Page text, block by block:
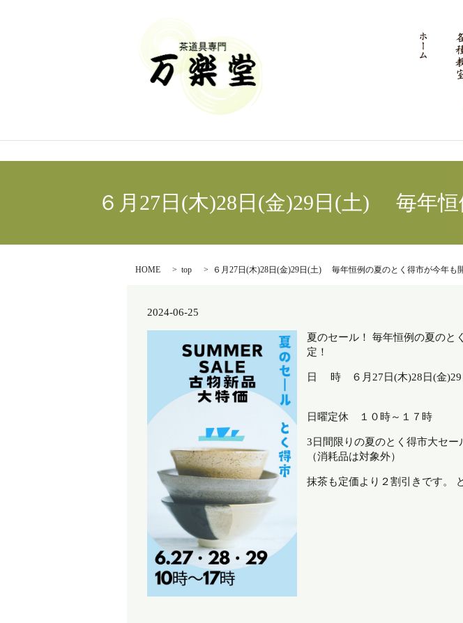
６月27日(木)28日(金)29日(土) 毎年
HOME top ６月27日(木)28日(金)29日(土) 毎年恒例の夏のとく得市が今年も
2024-06-25
夏のセール！ 毎年恒例の夏のと
定！
日 時 ６月27日(木)28日(金)29
日曜定休 １０時～１７時
3日間限りの夏のとく得市大セー
（消耗品は対象外）
抹茶も定価より２割引きです。